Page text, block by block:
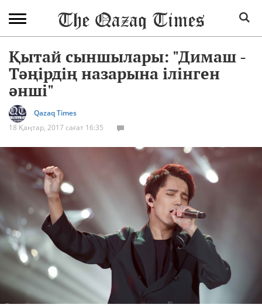
Қытай сыншылары: "Димаш -
Тәңірдің назарына ілінген
әнші"
Qazaq Times
18 Қаңтар, 2017 сағат 16:35